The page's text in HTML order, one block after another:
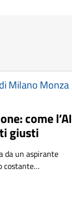
Milano Monza
come l’AI
giusti
da un aspirante
costante…